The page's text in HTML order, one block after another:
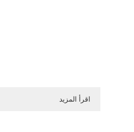
اقرأ المزيد